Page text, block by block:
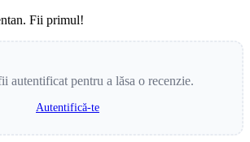
Fii primul!
autentificat pentru a lăsa o recenzie.
Autentifică-te